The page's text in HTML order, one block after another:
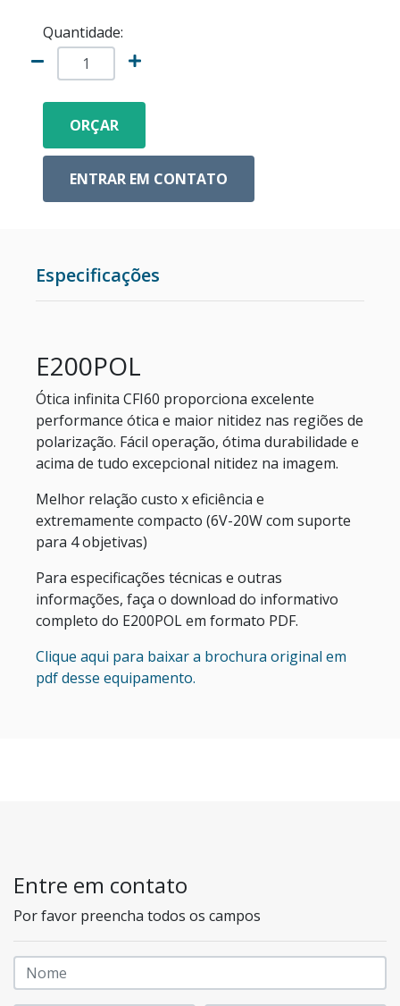
MODELOS ANATÔMICOS
ACESSÓRIOS PARA MICROSCÓPIOS
MICROSCÓPIOS COM CÂMERA
RETÍCULOS DE MICROSCÓPIO
MICROSCÓPIO COM CONTRASTE DE FASE
Quantidade:
ORÇAR
ENTRAR EM CONTATO
Especificações
E200POL
Ótica infinita CFI60 proporciona excelente
performance ótica e maior nitidez nas regiões de
polarização. Fácil operação, ótima durabilidade e
acima de tudo excepcional nitidez na imagem.
Melhor relação custo x eficiência e
extremamente compacto (6V-20W com suporte
para 4 objetivas)
Para especificações técnicas e outras
informações, faça o download do informativo
completo do E200POL em formato PDF.
Clique aqui para baixar a brochura original em
pdf desse equipamento.
Entre em contato
Por favor preencha todos os campos